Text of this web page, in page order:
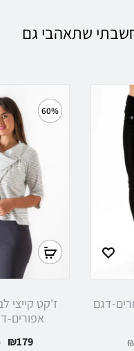
שתאהבי גם
דגם
60%
ז'קט קייצי
אפורים-
₪179